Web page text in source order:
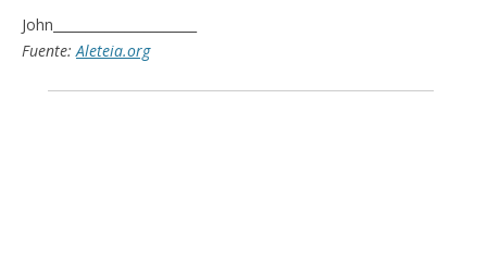
John______________________
Fuente:Aleteia.org